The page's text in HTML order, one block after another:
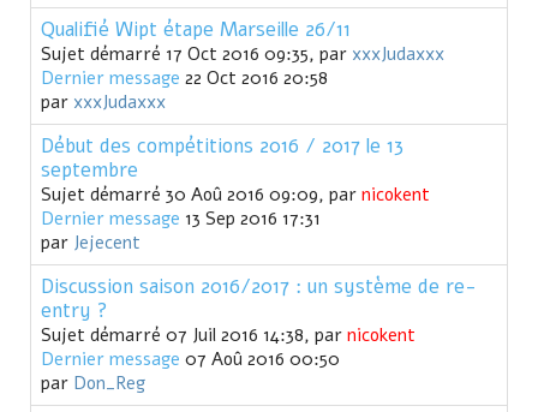
Qualifié Wipt étape Marseille 26/11
Sujet démarré 17 Oct 2016 09:35, par xxxJudaxxx
Dernier message 22 Oct 2016 20:58
par xxxJudaxxx
Début des compétitions 2016 / 2017 le 13
septembre
Sujet démarré 30 Aoû 2016 09:09, par nicokent
Dernier message 13 Sep 2016 17:31
par Jejecent
Discussion saison 2016/2017 : un système de re-
entry ?
Sujet démarré 07 Juil 2016 14:38, par nicokent
Dernier message 07 Aoû 2016 00:50
par Don_Reg